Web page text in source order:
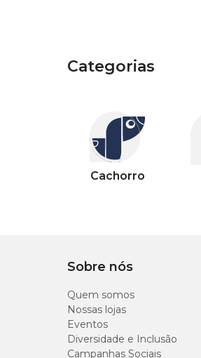
Categorias
Cachorro
Sobre nós
Quem somos
Nossas lojas
Eventos
Diversidade e Inclusão
Campanhas Sociais